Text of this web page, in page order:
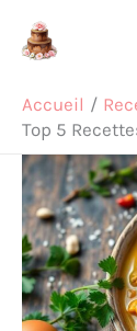
Accueil
Top 5
Rechercher